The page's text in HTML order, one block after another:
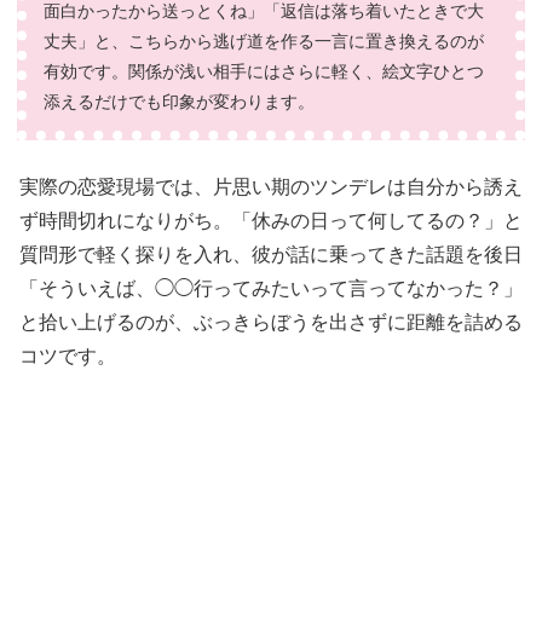
面白かったから送っとくね」「返信は落ち着いたときで大
丈夫」と、こちらから逃げ道を作る一言に置き換えるのが
有効です。関係が浅い相手にはさらに軽く、絵文字ひとつ
添えるだけでも印象が変わります。
実際の恋愛現場では、片思い期のツンデレは自分から誘え
ず時間切れになりがち。「休みの日って何してるの？」と
質問形で軽く探りを入れ、彼が話に乗ってきた話題を後日
「そういえば、◯◯行ってみたいって言ってなかった？」
と拾い上げるのが、ぶっきらぼうを出さずに距離を詰める
コツです。